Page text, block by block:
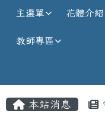
校全球
主選單 花體介紹
教師專區
主內容區域
本站消息